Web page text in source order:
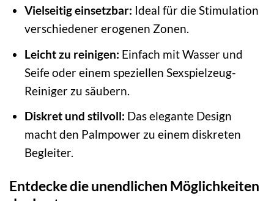
Vielseitig einsetzbar: Ideal für die Stimulation
verschiedener erogenen Zonen.
Leicht zu reinigen: Einfach mit Wasser und
Seife oder einem speziellen Sexspielzeug-
Reiniger zu säubern.
Diskret und stilvoll: Das elegante Design
macht den Palmpower zu einem diskreten
Begleiter.
Entdecke die unendlichen Möglichkeiten